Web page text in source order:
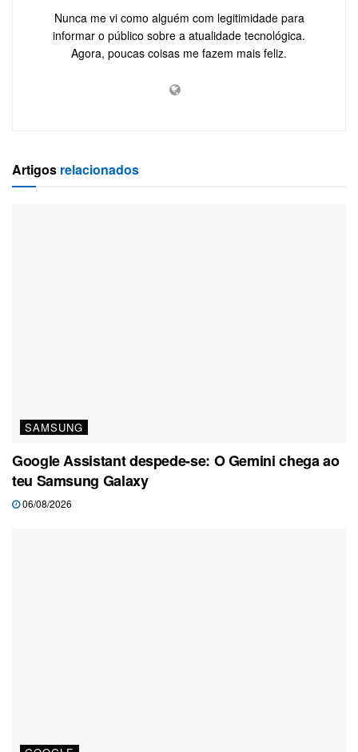
Nunca me vi como alguém com legitimidade para
informar o público sobre a atualidade tecnológica.
Agora, poucas coisas me fazem mais feliz.
Artigos relacionados
SAMSUNG
Google Assistant despede-se: O Gemini chega ao
teu Samsung Galaxy
06/08/2026